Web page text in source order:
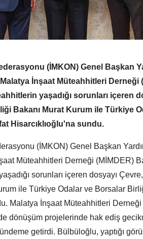
(İMKON) Genel Başkan
İnşaat Müteahhitleri Derneği
yaşadığı sorunları içeren
Bakanı Murat Kurum ile Türkiye
Hisarcıklıoğlu'na sundu.
(İMKON) Genel Başkan
Müteahhitleri Derneği (MİMDER)
sorunları içeren dosyayı
ile Türkiye Odalar ve Borsalar
Malatya İnşaat Müteahhitleri
dönüşüm projelerinde hak ediş
getirdi. Bülbüloğlu, yaptığı